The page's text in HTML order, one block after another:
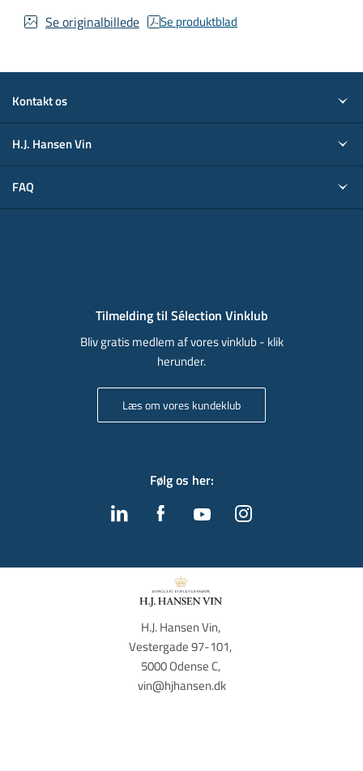
Se originalbillede
Se produktblad
Kontakt os
H.J. Hansen Vin
FAQ
Tilmelding til Sélection Vinklub
Bliv gratis medlem af vores vinklub - klik
herunder.
Læs om vores kundeklub
Følg os her:
H.J. Hansen Vin,
Vestergade 97-101,
5000 Odense C,
vin@hjhansen.dk